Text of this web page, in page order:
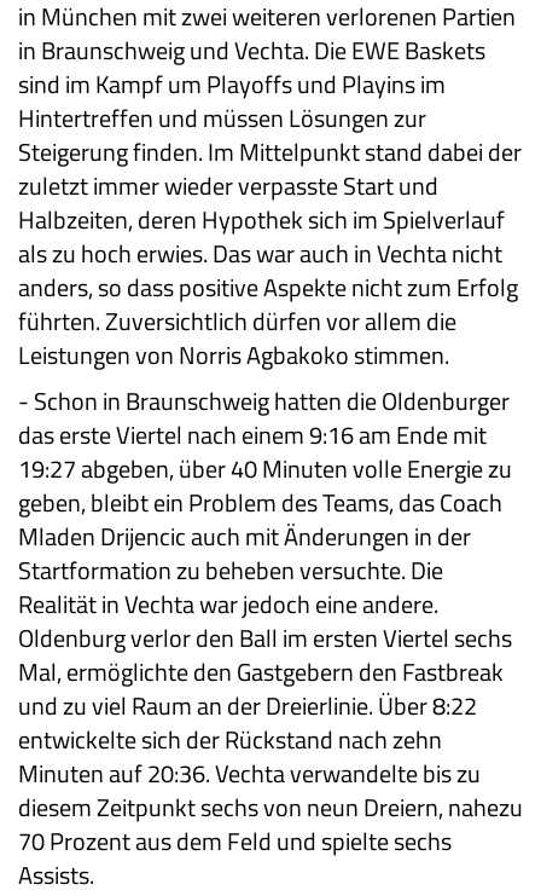
in München mit zwei weiteren verlorenen Partien
in Braunschweig und Vechta. Die EWE Baskets
sind im Kampf um Playoffs und Playins im
Hintertreffen und müssen Lösungen zur
Steigerung finden. Im Mittelpunkt stand dabei der
zuletzt immer wieder verpasste Start und
Halbzeiten, deren Hypothek sich im Spielverlauf
als zu hoch erwies. Das war auch in Vechta nicht
anders, so dass positive Aspekte nicht zum Erfolg
führten. Zuversichtlich dürfen vor allem die
Leistungen von Norris Agbakoko stimmen.
-Schon in Braunschweig hatten die Oldenburger
das erste Viertel nach einem 9:16 am Ende mit
19:27 abgeben, über 40 Minuten volle Energie zu
geben, bleibt ein Problem des Teams, das Coach
Mladen Drijencic auch mit Änderungen in der
Startformation zu beheben versuchte. Die
Realität in Vechta war jedoch eine andere.
Oldenburg verlor den Ball im ersten Viertel sechs
Mal, ermöglichte den Gastgebern den Fastbreak
und zu viel Raum an der Dreierlinie. Über 8:22
entwickelte sich der Rückstand nach zehn
Minuten auf 20:36. Vechta verwandelte bis zu
diesem Zeitpunkt sechs von neun Dreiern, nahezu
70 Prozent aus dem Feld und spielte sechs
Assists.